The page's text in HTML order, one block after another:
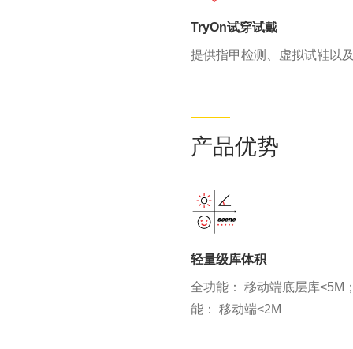
TryOn试穿试戴
提供指甲检测、虚拟试鞋以
产品优势
轻量级库体积
全功能： 移动端底层库<5M
能： 移动端<2M